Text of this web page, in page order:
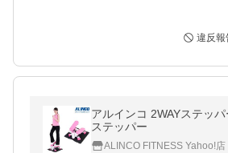
違反報
アルインコ 2WAYステッパー
ステッパー
ALINCO FITNESS Yahoo!店